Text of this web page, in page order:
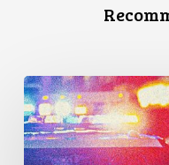
Appels
en
faveur
d’une